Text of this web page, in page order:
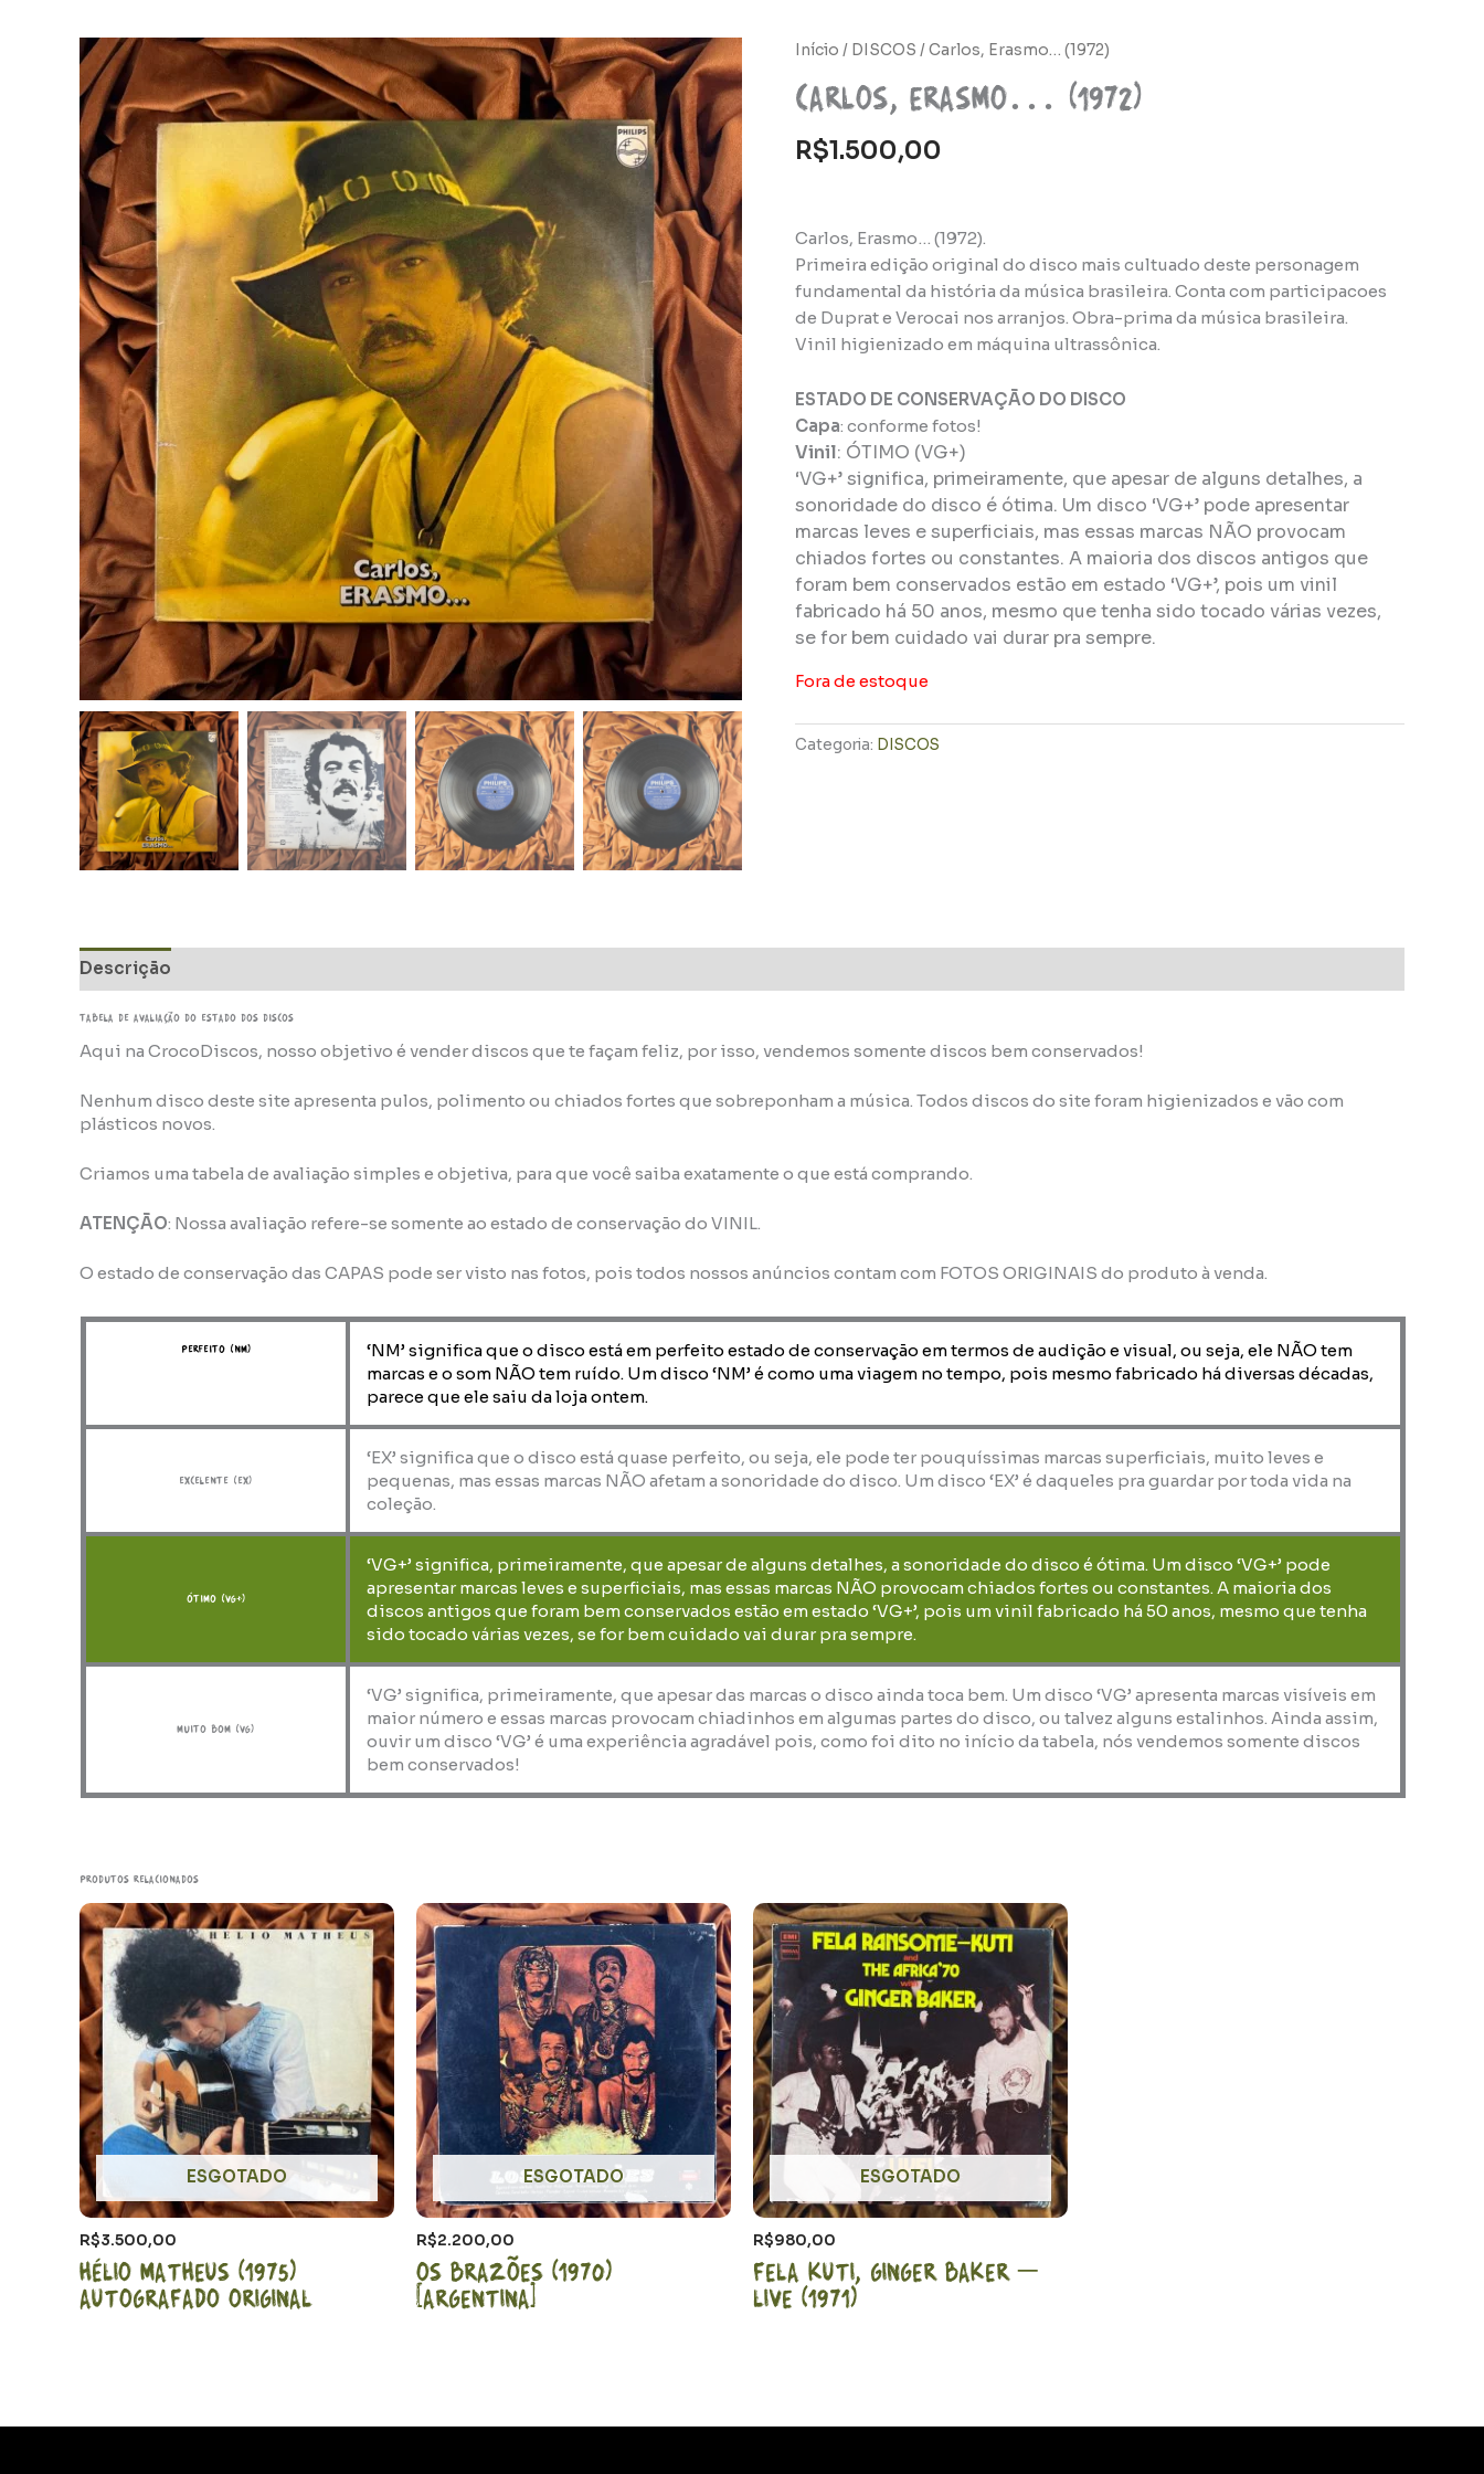
Início / DISCOS / Carlos, Erasmo… (1972)
Carlos, Erasmo… (1972)
R$1.500,00
Carlos, Erasmo… (1972).
Primeira edição original do disco mais cultuado deste personagem
fundamental da história da música brasileira. Conta com participacoes
de Duprat e Verocai nos arranjos. Obra-prima da música brasileira.
Vinil higienizado em máquina ultrassônica.
ESTADO DE CONSERVAÇÃO DO DISCO
Capa: conforme fotos!
Vinil: ÓTIMO (VG+)
‘VG+’ significa, primeiramente, que apesar de alguns detalhes, a
sonoridade do disco é ótima. Um disco ‘VG+’ pode apresentar
marcas leves e superficiais, mas essas marcas NÃO provocam
chiados fortes ou constantes. A maioria dos discos antigos que
foram bem conservados estão em estado ‘VG+’, pois um vinil
fabricado há 50 anos, mesmo que tenha sido tocado várias vezes,
se for bem cuidado vai durar pra sempre.
Fora de estoque
Categoria: DISCOS
Descrição
TABELA DE AVALIAÇÃo do estado dos discos
Aqui na CrocoDiscos, nosso objetivo é vender discos que te façam feliz, por isso, vendemos somente discos bem conservados!
Nenhum disco deste site apresenta pulos, polimento ou chiados fortes que sobreponham a música. Todos discos do site foram higienizados e vão com
plásticos novos.
Criamos uma tabela de avaliação simples e objetiva, para que você saiba exatamente o que está comprando.
ATENÇÃO: Nossa avaliação refere-se somente ao estado de conservação do VINIL.
O estado de conservação das CAPAS pode ser visto nas fotos, pois todos nossos anúncios contam com FOTOS ORIGINAIS do produto à venda.
perfeito (NM)
‘NM’ significa que o disco está em perfeito estado de conservação em termos de audição e visual, ou seja, ele NÃO tem
marcas e o som NÃO tem ruído. Um disco ‘NM’ é como uma viagem no tempo, pois mesmo fabricado há diversas décadas,
parece que ele saiu da loja ontem.
Excelente (EX)
‘EX’ significa que o disco está quase perfeito, ou seja, ele pode ter pouquíssimas marcas superficiais, muito leves e
pequenas, mas essas marcas NÃO afetam a sonoridade do disco. Um disco ‘EX’ é daqueles pra guardar por toda vida na
coleção.
ótimo (VG+)
‘VG+’ significa, primeiramente, que apesar de alguns detalhes, a sonoridade do disco é ótima. Um disco ‘VG+’ pode
apresentar marcas leves e superficiais, mas essas marcas NÃO provocam chiados fortes ou constantes. A maioria dos
discos antigos que foram bem conservados estão em estado ‘VG+’, pois um vinil fabricado há 50 anos, mesmo que tenha
sido tocado várias vezes, se for bem cuidado vai durar pra sempre.
muito bom (VG)
‘VG’ significa, primeiramente, que apesar das marcas o disco ainda toca bem. Um disco ‘VG’ apresenta marcas visíveis em
maior número e essas marcas provocam chiadinhos em algumas partes do disco, ou talvez alguns estalinhos. Ainda assim,
ouvir um disco ‘VG’ é uma experiência agradável pois, como foi dito no início da tabela, nós vendemos somente discos
bem conservados!
Produtos relacionados
ESGOTADO
R$3.500,00
Hélio Matheus (1975)
Autografado Original
ESGOTADO
R$2.200,00
Os Brazões (1970)
[Argentina]
ESGOTADO
R$980,00
Fela Kuti, Ginger Baker –
LIVE (1971)